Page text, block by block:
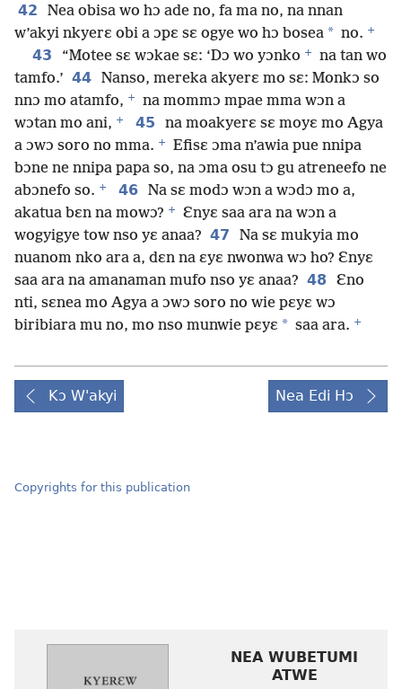
42
Nea obisa wo hɔ ade no, fa ma no, na nnan
w’akyi nkyerɛ obi a ɔpɛ sɛ ogye wo hɔ bosea * no. +
43 “Motee sɛ wɔkae sɛ: ‘Dɔ wo yɔnko +
na tan wo
tamfo.’ 44 Nanso, mereka akyerɛ mo sɛ: Monkɔ so
nnɔ mo atamfo, +
na mommɔ mpae mma wɔn a
wɔtan mo ani, + 45
na moakyerɛ sɛ moyɛ mo Agya
a ɔwɔ soro no mma. +
Efisɛ ɔma n’awia pue nnipa
bɔne ne nnipa papa so, na ɔma osu tɔ gu atreneefo ne
abɔnefo so. + 46 Na sɛ modɔ wɔn a wɔdɔ mo a,
akatua bɛn na mowɔ? +
Ɛnyɛ saa ara na wɔn a
wogyigye tow nso yɛ anaa? 47
Na sɛ mukyia mo
nuanom nko ara a, dɛn na ɛyɛ nwonwa wɔ ho? Ɛnyɛ
saa ara na amanaman mufo nso yɛ anaa? 48
Ɛno
nti, sɛnea mo Agya a ɔwɔ soro no wie pɛyɛ wɔ
biribiara mu no, mo nso munwie pɛyɛ * saa ara. +
Kɔ W'akyi Nea Edi Hɔ
Copyrights for this publication
NEA WUBETUMI
ATWE